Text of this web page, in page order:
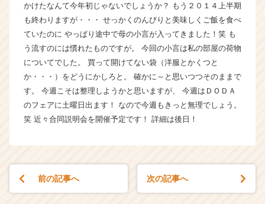
チ
ャ
ー・
成
企
業
か
ら
ス
ウ
く
かけたなんて今年初じゃないでしょうか？ もう２０１４上半期
も終わりますが・・・ せっかくのんびりと美味しくご飯を食べ
ていたのに やっぱり途中で母の小言が入ってきました！笑 も
う流すのには慣れたものですが。 今回の小言は私の部屋の荷物
についてでした。 買って開けてない袋（洋服とかくつと
か・・・）をどうにかしろと。 確かに～と思いつつそのままで
す。 今週こそは整理しようかと思いますが、 今週はＤＯＤＡ
のフェアに土曜日出ます！ なので今週もきっと無理でしょう。
笑 近々合同説明会を開催予定です！ 詳細は後日！
前の記事へ 次の記事へ